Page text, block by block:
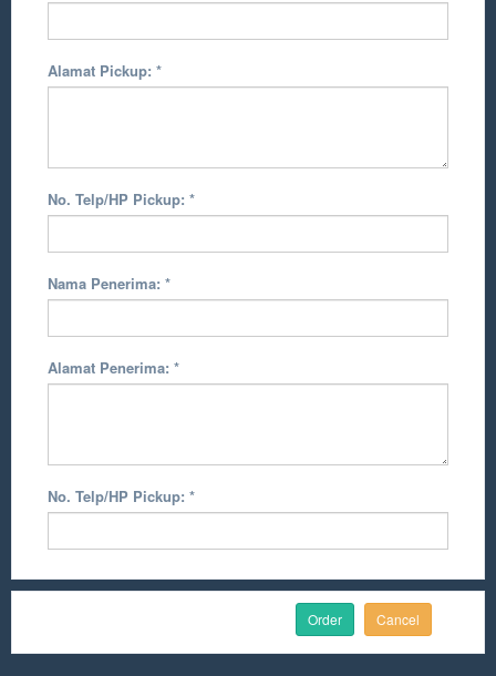
Alamat Pickup: *
No. Telp/HP Pickup: *
Nama Penerima: *
Alamat Penerima: *
No. Telp/HP Pickup: *
Cancel